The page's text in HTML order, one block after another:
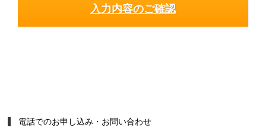
電話でのお申し込み・お問い合わせ